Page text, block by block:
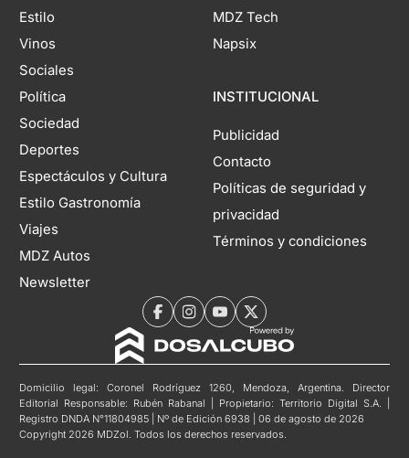
Estilo
Vinos
Sociales
Política
Sociedad
Deportes
Espectáculos y Cultura
Estilo Gastronomía
Viajes
MDZ Autos
Newsletter
MDZ Tech
Napsix
INSTITUCIONAL
Publicidad
Contacto
Políticas de seguridad y
privacidad
Términos y condiciones
Domicilio legal: Coronel Rodríguez 1260, Mendoza, Argentina. Director
Editorial Responsable: Rubén Rabanal | Propietario: Territorio Digital S.A. |
Registro DNDA N°11804985 | Nº de Edición 6938 | 06 de agosto de 2026
Copyright 2026 MDZol. Todos los derechos reservados.